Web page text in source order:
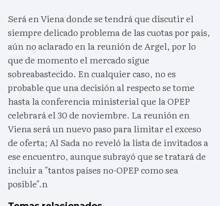
Será en Viena donde se tendrá que discutir el
siempre delicado problema de las cuotas por país,
aún no aclarado en la reunión de Argel, por lo
que de momento el mercado sigue
sobreabastecido. En cualquier caso, no es
probable que una decisión al respecto se tome
hasta la conferencia ministerial que la OPEP
celebrará el 30 de noviembre. La reunión en
Viena será un nuevo paso para limitar el exceso
de oferta; Al Sada no reveló la lista de invitados a
ese encuentro, aunque subrayó que se tratará de
incluir a "tantos países no-OPEP como sea
posible".n